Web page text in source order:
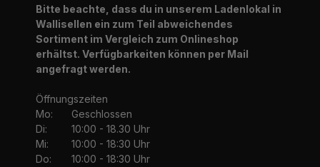
Bitte beachte, dass du in unserem Ladenlokal in
Wallisellen ein zum Teil abweichendes
Sortiment im Vergleich zum Onlineshop
erhältst. Verfügbarkeiten können per Mail
angefragt werden.
Öffnungszeiten
Mo:
Geschlossen
Di:
10:00 - 18.30 Uhr
Mi:
10:00 - 18:30 Uhr
Do:
10:00 - 18:30 Uhr